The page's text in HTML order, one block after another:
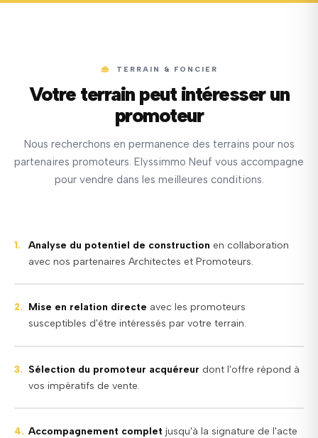
TERRAIN & FONCIER
Votre terrain peut intéresser un
promoteur
Nous recherchons en permanence des terrains pour nos
partenaires promoteurs. Elyssimmo Neuf vous accompagne
pour vendre dans les meilleures conditions.
1. Analyse du potentiel de construction en collaboration
avec nos partenaires Architectes et Promoteurs.
2. Mise en relation directe avec les promoteurs
susceptibles d'être intéressés par votre terrain.
3. Sélection du promoteur acquéreur dont l'offre répond à
vos impératifs de vente.
4. Accompagnement complet jusqu'à la signature de l'acte